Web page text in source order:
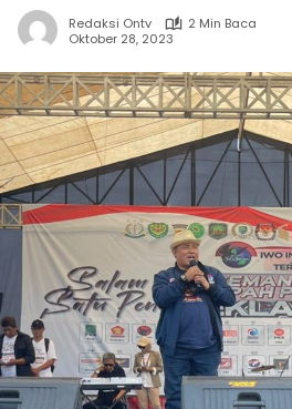
Redaksi Ontv
2 Min Baca
Oktober 28, 2023